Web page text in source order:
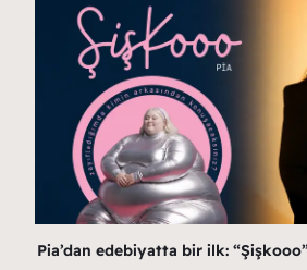
Pia’dan edebiyatta bir ilk: